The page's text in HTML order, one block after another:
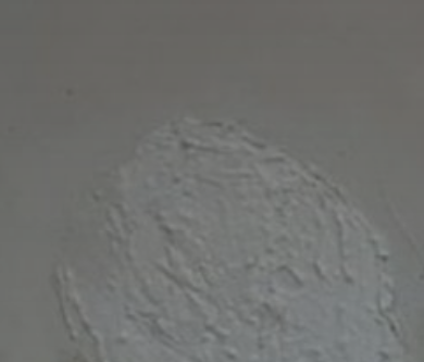
Statut / Organisation
J'accepte les termes et conditions
* Champ obligatoire
Nom
Statut / Organisation
J'accepte les termes et conditions